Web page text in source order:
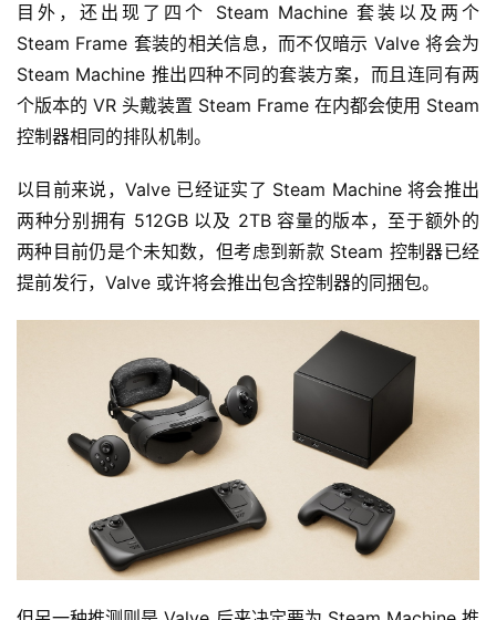
目外，还出现了四个 Steam Machine 套装以及两个
Steam Frame 套装的相关信息，而不仅暗示 Valve 将会为
Steam Machine 推出四种不同的套装方案，而且连同有两
个版本的 VR 头戴装置 Steam Frame 在内都会使用 Steam
控制器相同的排队机制。
以目前来说，Valve 已经证实了 Steam Machine 将会推出
两种分别拥有 512GB 以及 2TB 容量的版本，至于额外的
两种目前仍是个未知数，但考虑到新款 Steam 控制器已经
提前发行，Valve 或许将会推出包含控制器的同捆包。